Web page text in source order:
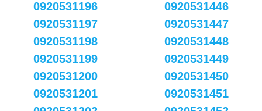
0920531196
0920531197
0920531198
0920531199
0920531200
0920531201
0920531446
0920531447
0920531448
0920531449
0920531450
0920531451